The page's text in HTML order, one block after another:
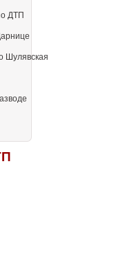
ДТП
Шулявская